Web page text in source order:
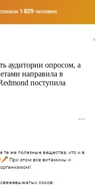
аудитории опросом, а
направила в
поступила